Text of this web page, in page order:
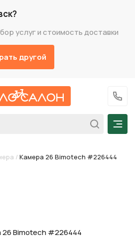
услуг и стоимость доставки
другой
На главную
+7
/ Камера 26 Bimotech #226444